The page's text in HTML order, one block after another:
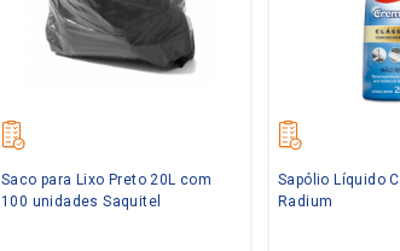
Saco para Lixo Preto 20L com
100 unidades Saquitel
Sapólio Líquido
Radium